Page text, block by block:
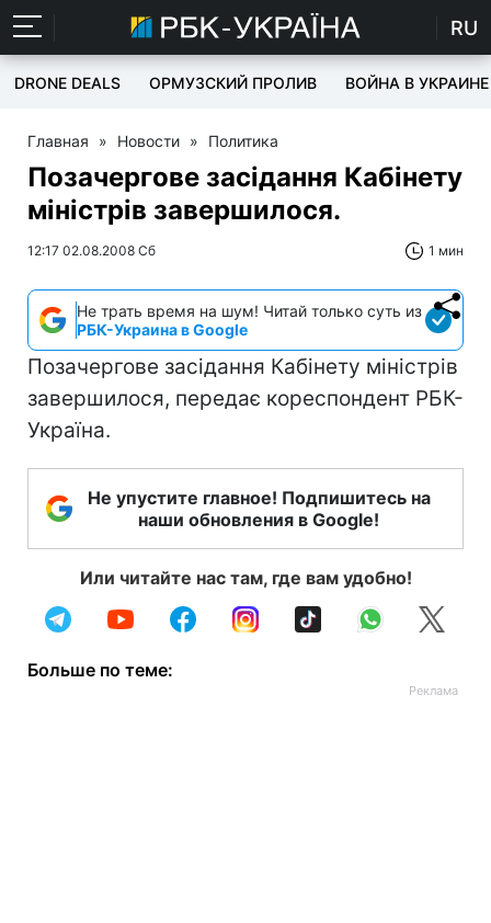
RU
DRONE DEALS ОРМУЗСКИЙ ПРОЛИВ ВОЙНА В УКРАИНЕ
Главная » Новости » Политика
Позачергове засідання Кабінету
міністрів завершилося.
12:17 02.08.2008 Сб 1 мин
Не трать время на шум! Читай только суть из
РБК-Украина в Google
Позачергове засідання Кабінету міністрів
завершилося, передає кореспондент РБК-
Україна.
Не упустите главное! Подпишитесь на
наши обновления в Google!
Или читайте нас там, где вам удобно!
Больше по теме: